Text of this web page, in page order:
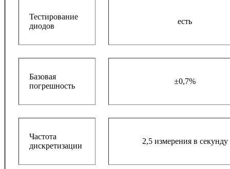
Тестирование
диодов
есть
Базовая
погрешность
±0,7%
Частота
дискретизации
2,5 измерения в секунду